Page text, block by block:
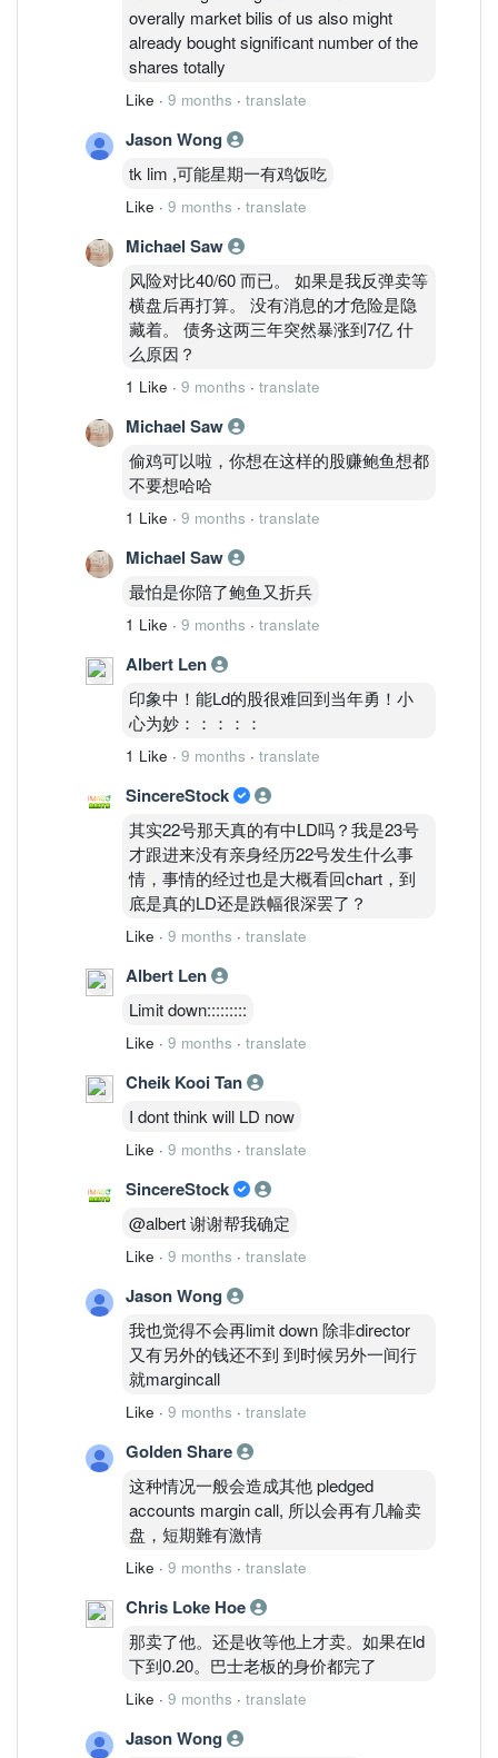
overally market bilis of us also might
already bought significant number of the
shares totally
Like · 9 months · translate
Jason Wong
tk lim ,可能星期一有鸡饭吃
Like · 9 months · translate
Michael Saw
风险对比40/60 而已。 如果是我反弹卖等
横盘后再打算。 没有消息的才危险是隐
藏着。 债务这两三年突然暴涨到7亿 什
么原因？
1 Like · 9 months · translate
Michael Saw
偷鸡可以啦，你想在这样的股赚鲍鱼想都
不要想哈哈
1 Like · 9 months · translate
Michael Saw
最怕是你陪了鲍鱼又折兵
1 Like · 9 months · translate
Albert Len
印象中！能Ld的股很难回到当年勇！小
心为妙：：：：：
1 Like · 9 months · translate
SincereStock
其实22号那天真的有中LD吗？我是23号
才跟进来没有亲身经历22号发生什么事
情，事情的经过也是大概看回chart，到
底是真的LD还是跌幅很深罢了？
Like · 9 months · translate
Albert Len
Limit down:::::::::
Like · 9 months · translate
Cheik Kooi Tan
I dont think will LD now
Like · 9 months · translate
SincereStock
@albert 谢谢帮我确定
Like · 9 months · translate
Jason Wong
我也觉得不会再limit down 除非director
又有另外的钱还不到 到时候另外一间行
就margincall
Like · 9 months · translate
Golden Share
这种情况一般会造成其他 pledged
accounts margin call, 所以会再有几輪卖
盘，短期難有激情
Like · 9 months · translate
Chris Loke Hoe
那卖了他。还是收等他上才卖。如果在ld
下到0.20。巴士老板的身价都完了
Like · 9 months · translate
Jason Wong